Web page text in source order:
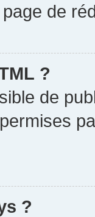
de
?
de
?